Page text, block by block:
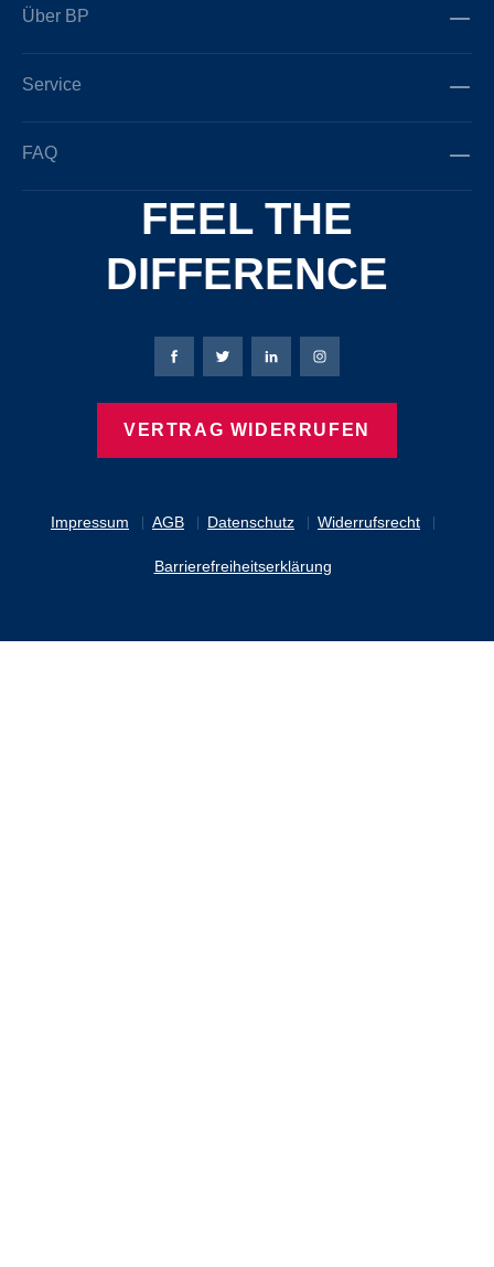
Über BP
Service
FAQ
FEEL THE
DIFFERENCE
Impressum AGB Datenschutz Widerrufsrecht
Barrierefreiheitserklärung
Bierbaum-Proenen Facebook-Seite
Bierbaum-Proenen Twitter Seite
Bierbaum-Proenen LinkedIn
Bierbaum-Proenen
VERTRAG WIDERRUFEN